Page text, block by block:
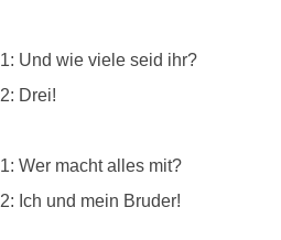
1: Und wie viele seid ihr?
2: Drei!
1: Wer macht alles mit?
2: Ich und mein Bruder!